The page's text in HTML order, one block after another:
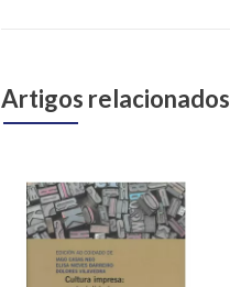
Artigos relacionados